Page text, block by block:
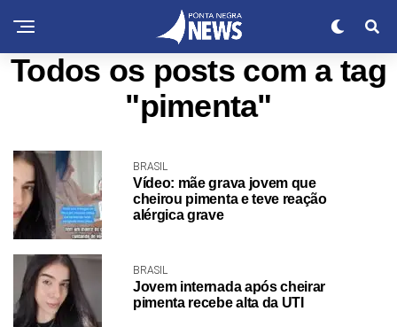
Todos os posts com a tag
"pimenta"
BRASIL
Vídeo: mãe grava jovem que
cheirou pimenta e teve reação
alérgica grave
BRASIL
Jovem internada após cheirar
pimenta recebe alta da UTI